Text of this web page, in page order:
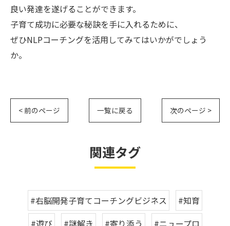
良い発達を遂げることができます。
子育て成功に必要な秘訣を手に入れるために、
ぜひNLPコーチングを活用してみてはいかがでしょう
か。
< 前のページ 一覧に戻る 次のページ >
関連タグ
#右脳開発子育てコーチングビジネス
#知育
#遊び
#謎解き #寄り添う
#ニュープロ